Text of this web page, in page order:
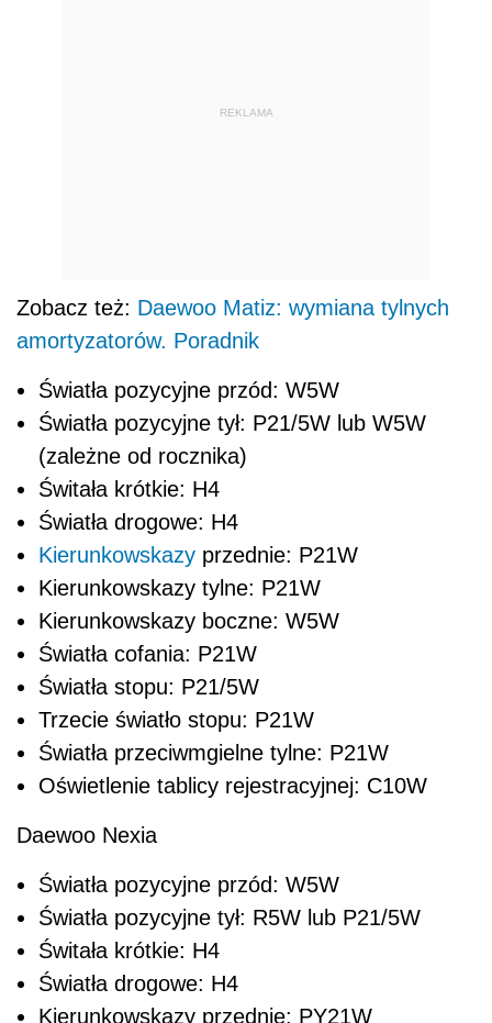
REKLAMA
Zobacz też: Daewoo Matiz: wymiana tylnych
amortyzatorów. Poradnik
Światła pozycyjne przód: W5W
Światła pozycyjne tył: P21/5W lub W5W
(zależne od rocznika)
Świtała krótkie: H4
Światła drogowe: H4
Kierunkowskazy przednie: P21W
Kierunkowskazy tylne: P21W
Kierunkowskazy boczne: W5W
Światła cofania: P21W
Światła stopu: P21/5W
Trzecie światło stopu: P21W
Światła przeciwmgielne tylne: P21W
Oświetlenie tablicy rejestracyjnej: C10W
Daewoo Nexia
Światła pozycyjne przód: W5W
Światła pozycyjne tył: R5W lub P21/5W
Świtała krótkie: H4
Światła drogowe: H4
Kierunkowskazy przednie: PY21W